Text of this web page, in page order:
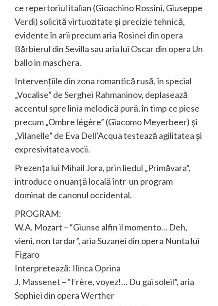
ce repertoriul italian (Gioachino Rossini, Giuseppe
Verdi) solicită virtuozitate și precizie tehnică,
evidente în arii precum aria Rosinei din opera
Bărbierul din Sevilla sau aria lui Oscar din opera Un
ballo in maschera.
Intervențiile din zona romantică rusă, în special
„Vocalise” de Serghei Rahmaninov, deplasează
accentul spre linia melodică pură, în timp ce piese
precum „Ombre légère” (Giacomo Meyerbeer) și
„Vilanelle” de Eva Dell’Acqua testează agilitatea și
expresivitatea vocii.
Prezența lui Mihail Jora, prin liedul „Primăvara”,
introduce o nuanță locală într-un program
dominat de canonul occidental.
PROGRAM:
W.A. Mozart – “Giunse alfin il momento… Deh,
vieni, non tardar”, aria Suzanei din opera Nunta lui
Figaro
Interpretează: Ilinca Oprina
J. Massenet – “Frère, voyez!… Du gai soleil”, aria
Sophiei din opera Werther